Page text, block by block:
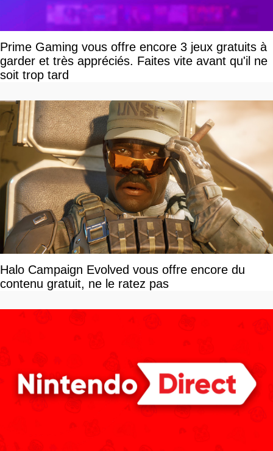
Prime Gaming vous offre encore 3 jeux gratuits à
garder et très appréciés. Faites vite avant qu'il ne
soit trop tard
Halo Campaign Evolved vous offre encore du
contenu gratuit, ne le ratez pas